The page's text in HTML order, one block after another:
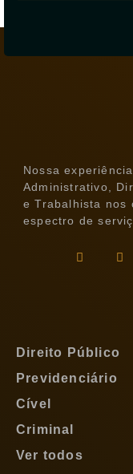
Nossa
Administrativo,
e Trabalhista nos
espectro de
Direito Público
Previdenciário
Cível
Criminal
Ver todos